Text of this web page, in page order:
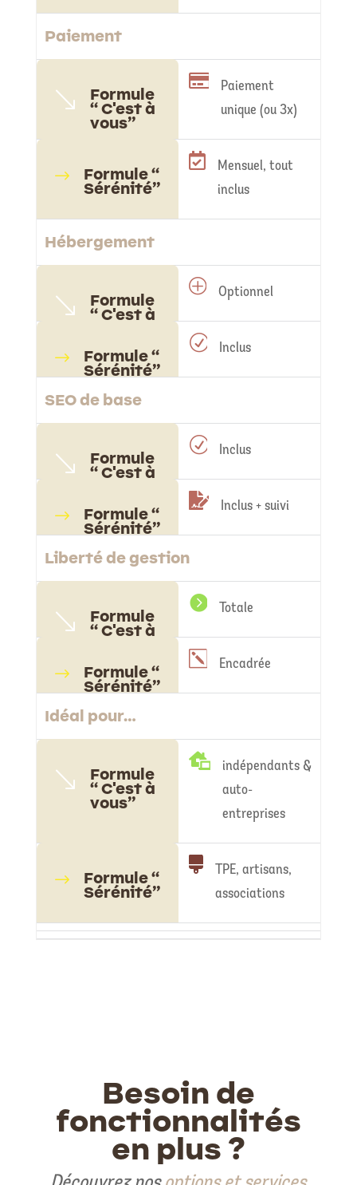
Paiement
' Formule
“ C'est à
vous”

Paiement
unique (ou 3x)
$ Formule “
Sérénité”

Mensuel, tout
inclus
Hébergement
' Formule
“ C'est à
P Optionnel
$ Formule “
Sérénité”
R Inclus
SEO de base
' Formule
“ C'est à
R Inclus
$ Formule “
Sérénité”
 Inclus + suivi
Liberté de gestion
' Formule
“ C'est à
 Totale
$ Formule “
Sérénité”
k Encadrée
Idéal pour…
' Formule
“ C'est à
vous”

indépendants &
auto-
entreprises
$ Formule “
Sérénité”

TPE, artisans,
associations
Besoin de
fonctionnalités
en plus ?